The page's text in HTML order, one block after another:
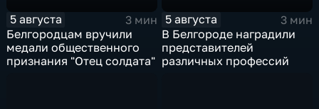
5 августа
3 мин
Белгородцам вручили
медали общественного
признания "Отец солдата"
5 августа
3 мин
В Белгороде наградили
представителей
различных профессий